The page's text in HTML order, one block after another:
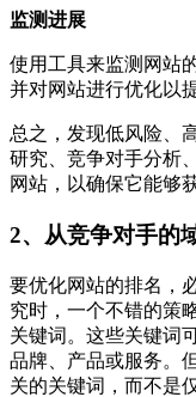
监测进展
使用工具来监测网站
并对网站进行优化以
总之，发现低风险、
研究、竞争对手分析
网站，以确保它能够
2、从竞争对手的
要优化网站的排名，
究时，一个不错的策
关键词。这些关键词
品牌、产品或服务。
关的关键词，而不是